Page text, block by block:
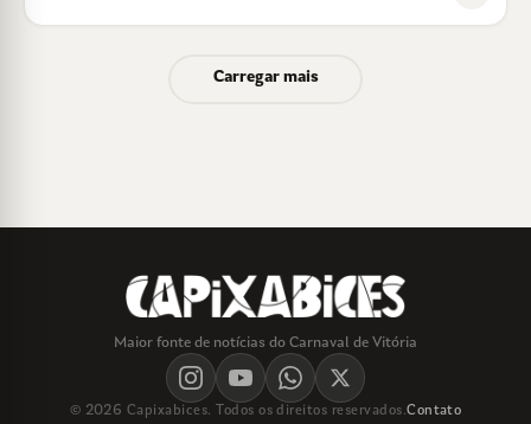
Carregar mais
Maior fonte de notícias do Carnaval de Vitória
© 2026 Capixabices. Todos os direitos reservados.Contato